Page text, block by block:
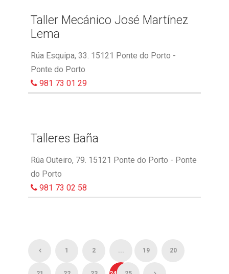
Taller Mecánico José Martínez
Lema
Rúa Esquipa, 33. 15121 Ponte do Porto -
Ponte do Porto
981 73 01 29
Talleres Baña
Rúa Outeiro, 79. 15121 Ponte do Porto - Ponte
do Porto
981 73 02 58
1 2 ... 19 20